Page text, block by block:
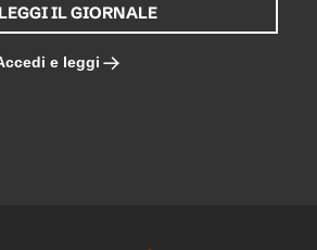
LEGGI IL GIORNALE
e leggi